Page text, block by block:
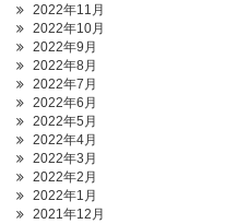
2022年11月
2022年10月
2022年9月
2022年8月
2022年7月
2022年6月
2022年5月
2022年4月
2022年3月
2022年2月
2022年1月
2021年12月